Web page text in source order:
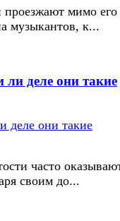
проезжают мимо его
музыкантов, к...
деле они такие
часто
своим до...